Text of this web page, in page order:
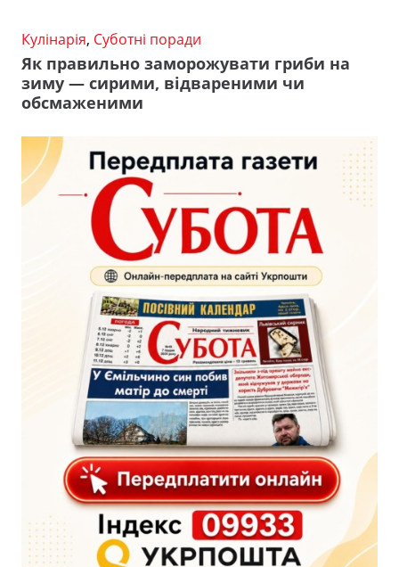
Кулінарія, Суботні поради
Як правильно заморожувати гриби на
зиму — сирими, відвареними чи
обсмаженими